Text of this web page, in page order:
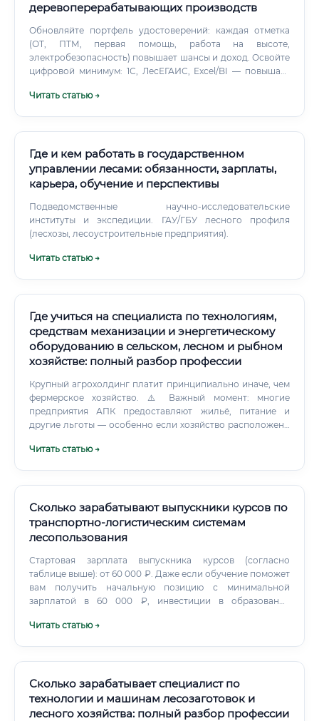
деревоперерабатывающих производств
Обновляйте портфель удостоверений: каждая отметка
(ОТ, ПТМ, первая помощь, работа на высоте,
электробезопасность) повышает шансы и доход. Освойте
цифровой минимум: 1С, ЛесЕГАИС, Excel/BI — повышает
Читать статью →
Где и кем работать в государственном
управлении лесами: обязанности, зарплаты,
карьера, обучение и перспективы
Подведомственные научно-исследовательские
институты и экспедиции. ГАУ/ГБУ лесного профиля
(лесхозы, лесоустроительные предприятия).
Читать статью →
Где учиться на специалиста по технологиям,
средствам механизации и энергетическому
оборудованию в сельском, лесном и рыбном
хозяйстве: полный разбор профессии
Крупный агрохолдинг платит принципиально иначе, чем
фермерское хозяйство. ⚠️ Важный момент: многие
предприятия АПК предоставляют жильё, питание и
другие льготы — особенно если хозяйство расположено
фактическую стоимость компенсационного пакета.
Читать статью →
Сколько зарабатывают выпускники курсов по
транспортно-логистическим системам
лесопользования
Стартовая зарплата выпускника курсов (согласно
таблице выше): от 60 000 ₽. Даже если обучение поможет
вам получить начальную позицию с минимальной
зарплатой в 60 000 ₽, инвестиции в образование
показателей окупаемости вложений в образование на
Читать статью →
Сколько зарабатывает специалист по
технологии и машинам лесозаготовок и
лесного хозяйства: полный разбор профессии